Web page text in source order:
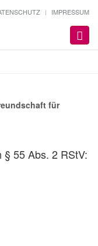
IMPRESSUM
für
55 Abs. 2 RStV: